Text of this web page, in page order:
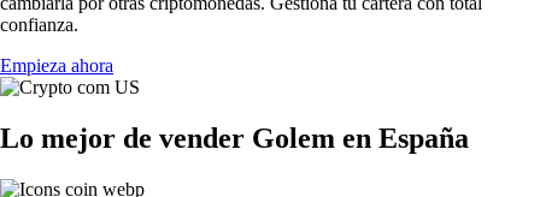
confianza.
Empieza ahora
Lo mejor de vender Golem en España